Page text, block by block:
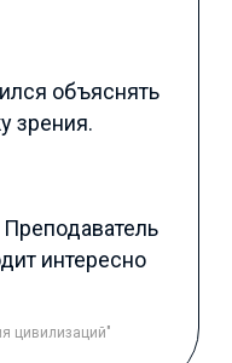
объяснять
зрения.
интересно
цивилизаций"